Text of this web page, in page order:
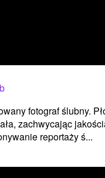
fotograf ślubny.
zachwycając
reportaży ś...